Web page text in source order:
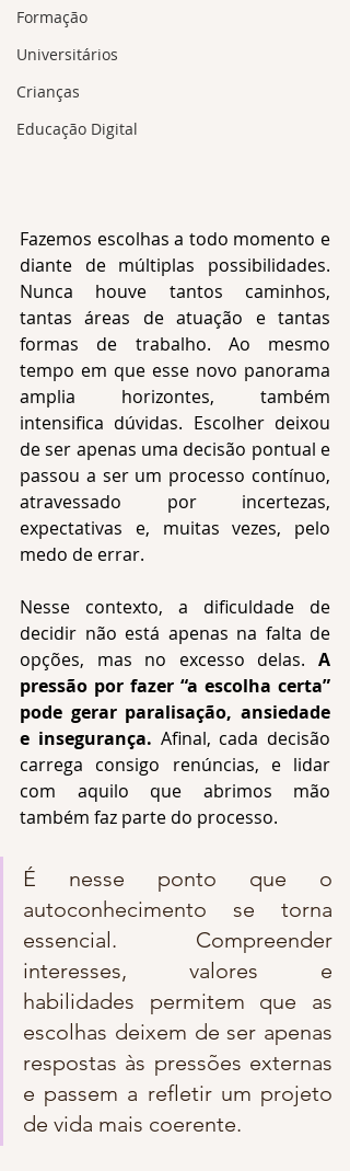
Formação
Universitários
Crianças
Educação Digital
Fazemos escolhas a todo momento e
diante de múltiplas possibilidades.
Nunca houve tantos caminhos,
tantas áreas de atuação e tantas
formas de trabalho. Ao mesmo
tempo em que esse novo panorama
amplia horizontes, também
intensifica dúvidas. Escolher deixou
de ser apenas uma decisão pontual e
passou a ser um processo contínuo,
atravessado por incertezas,
expectativas e, muitas vezes, pelo
medo de errar.
Nesse contexto, a dificuldade de
decidir não está apenas na falta de
opções, mas no excesso delas. A
pressão por fazer “a escolha certa”
pode gerar paralisação, ansiedade
e insegurança. Afinal, cada decisão
carrega consigo renúncias, e lidar
com aquilo que abrimos mão
também faz parte do processo.
É nesse ponto que o
autoconhecimento se torna
essencial. Compreender
interesses, valores e
habilidades permitem que as
escolhas deixem de ser apenas
respostas às pressões externas
e passem a refletir um projeto
de vida mais coerente.